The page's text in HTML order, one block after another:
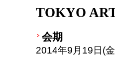
TOKYO
会期
2014年9月19日(